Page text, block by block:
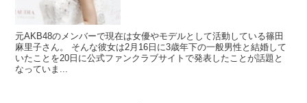
元AKB48のメンバーで現在は女優やモデルとして活動している篠田
麻里子さん。 そんな彼女は2月16日に3歳年下の一般男性と結婚して
いたことを20日に公式ファンクラブサイトで発表したことが話題と
なっていま...